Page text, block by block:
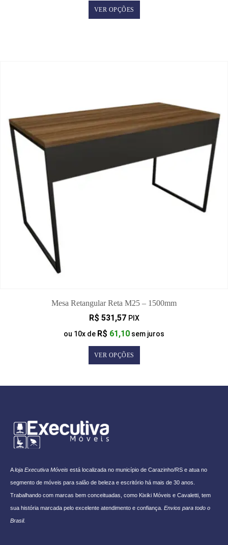
VER OPÇÕES
Mesa Retangular Reta M25 – 1500mm
R$ 531,57 PIX
ou 10x de R$ 61,10 sem juros
VER OPÇÕES
Aloja Executiva Móveis está localizada no município de Carazinho/RS e atua no
segmento de móveis para salão de beleza e escritório há mais de 30 anos.
Trabalhando com marcas bem conceituadas, como Kixiki Móveis e Cavaletti, tem
sua história marcada pelo excelente atendimento e confiança. Envios para todo o
Brasil.